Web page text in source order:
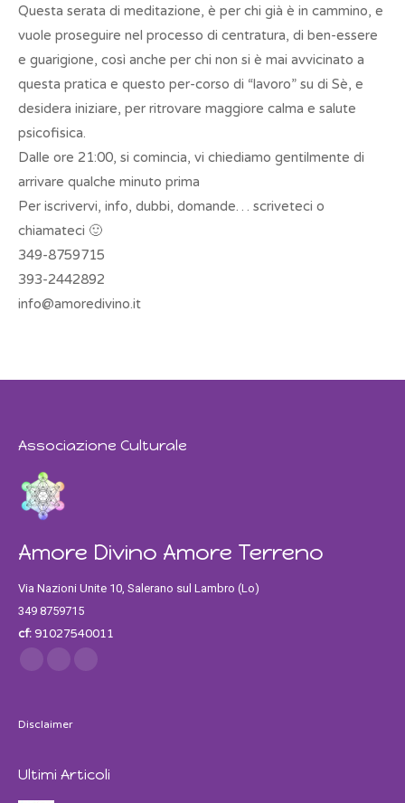
Questa serata di meditazione, è per chi già è in cammino, e
vuole proseguire nel processo di centratura, di ben-essere
e guarigione, così anche per chi non si è mai avvicinato a
questa pratica e questo per-corso di “lavoro” su di Sè, e
desidera iniziare, per ritrovare maggiore calma e salute
psicofisica.
Dalle ore 21:00, si comincia, vi chiediamo gentilmente di
arrivare qualche minuto prima
Per iscrivervi, info, dubbi, domande… scriveteci o
chiamateci 🙂
349-8759715
393-2442892
info@amoredivino.it
Associazione Culturale
Amore Divino Amore Terreno
Via Nazioni Unite 10, Salerano sul Lambro (Lo)
349 8759715
cf:91027540011
Find us on:
Facebook
TwitterInstagram
Disclaimer
Ultimi Articoli